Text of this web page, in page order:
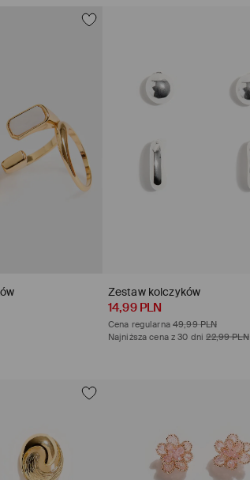
Zestaw kolczyków
14,99 PLN
Cena regularna 49,99 PLN
Najniższa cena z 30 dni 22,99 PLN